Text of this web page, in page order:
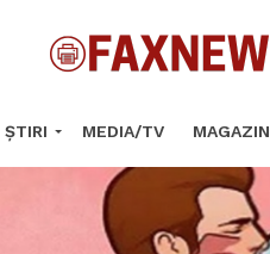
ȘTIRI MEDIA/TV MAGAZIN